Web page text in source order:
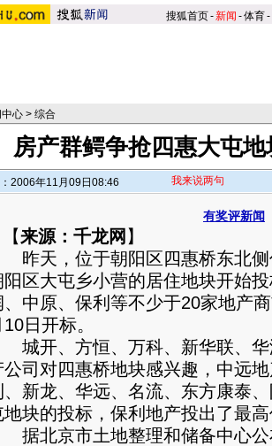
搜狐首页-新闻 -体育-
心 > 综合
房产群鳄争抢四惠大屯
2006年11月09日08:46 我来说两句
有奖评新闻
【来源：千龙网 】
天，位于朝阳区四惠桥东北侧
阳区大屯乡小营的居住地块开始
、中原、保利等不少于20家地产
10日开标。
开、方恒、万科、新华联、华
公司对四惠桥地块感兴趣，中远
、新龙、华远、名流、东方康泰
地块的投标，保利地产投出了最
北京市土地整理和储备中心公